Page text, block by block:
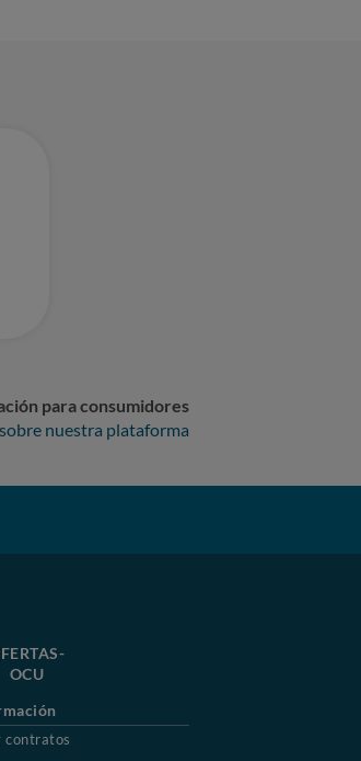
para consumidores
nuestra plataforma
OCU
contratos